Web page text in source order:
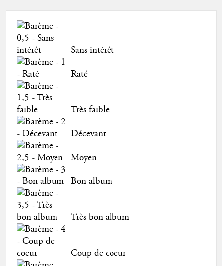
Sans intérêt
Raté
Très faible
Décevant
Moyen
Bon album
Très bon album
Coup de coeur